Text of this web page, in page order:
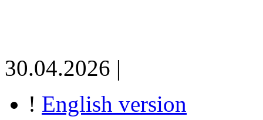
30.04.2026 |
! English version